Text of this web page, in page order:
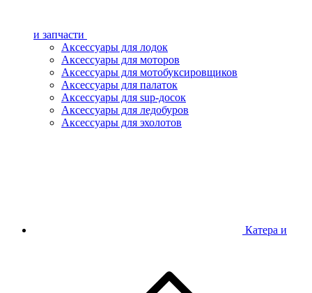
и запчасти
Аксессуары для лодок
Аксессуары для моторов
Аксессуары для мотобуксировщиков
Аксессуары для палаток
Аксессуары для sup-досок
Аксессуары для ледобуров
Аксессуары для эхолотов
Катера и